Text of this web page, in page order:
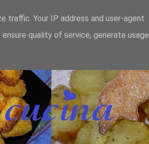
traffic. Your IP address and user-agent
quality of service, generate usage